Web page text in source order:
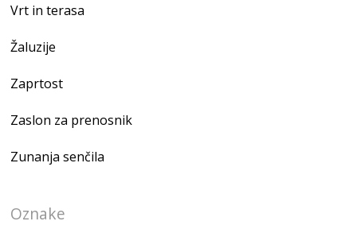
Vrt in terasa
Žaluzije
Zaprtost
Zaslon za prenosnik
Zunanja senčila
Oznake